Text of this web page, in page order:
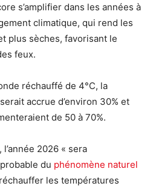
s’amplifier dans les années à
climatique, qui rend les
plus sèches, favorisant le
feux.
réchauffé de 4°C, la
accrue d’environ 30% et
de 50 à 70%.
2026 « sera
du phénomène naturel
les températures